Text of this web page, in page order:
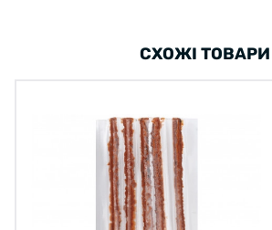
СХОЖІ ТОВАРИ